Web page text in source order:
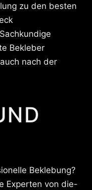
zu den besten
Sachkundige
Bekleber
nach der
Beklebung?
Experten von die-